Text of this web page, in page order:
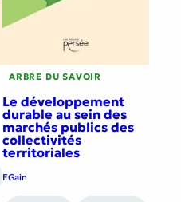
ARBRE DU SAVOIR
Le développement
durable au sein des
marchés publics des
collectivités
territoriales
EGain